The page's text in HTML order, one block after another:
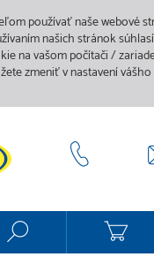
používať naše webové
našich stránok
na vašom počítači /
zmeniť v nastavení vášho